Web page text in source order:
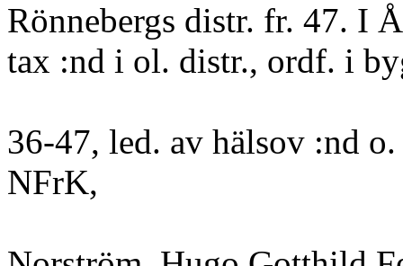
Rönnebergs distr. fr. 47. I
tax :nd i ol. distr., ordf. i
36-47, led. av hälsov :nd
NFrK,